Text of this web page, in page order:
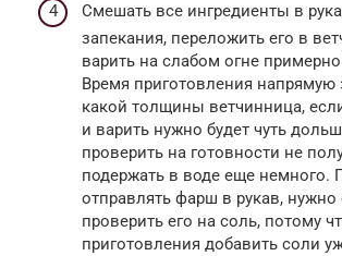
Смешать все ингредиенты в
запекания, переложить его в
варить на слабом огне
Время приготовления напрямую
какой толщины ветчинница,
и варить нужно будет чуть
проверить на готовности не
подержать в воде еще немного.
отправлять фарш в рукав, нужно
проверить его на соль, потому
приготовления добавить соли